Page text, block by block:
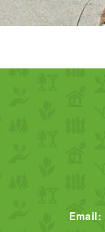
Email: